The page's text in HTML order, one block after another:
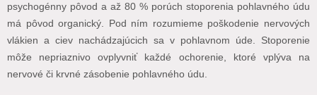
psychogénny pôvod a až 80 % porúch stoporenia pohlavného údu
má pôvod organický. Pod ním rozumieme poškodenie nervových
vlákien a ciev nachádzajúcich sa v pohlavnom úde. Stoporenie
môže nepriaznivo ovplyvniť každé ochorenie, ktoré vplýva na
nervové či krvné zásobenie pohlavného údu.